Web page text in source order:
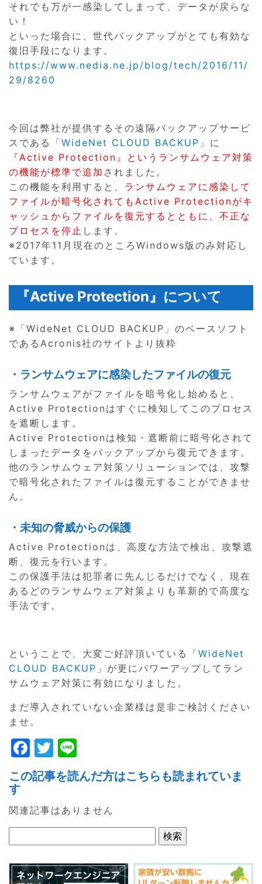
それでも万が一感染してしまって、データが戻らな
い！
といった場合に、世代バックアップがとても有効な
復旧手段になります。
https://www.nedia.ne.jp/blog/tech/2016/11/
29/8260
今回は弊社が提供するその遠隔バックアップサービ
スである「WideNet CLOUD BACKUP 」に
『Active Protection』というランサムウェア対策
の機能が標準で追加 されました。
この機能を利用すると、 ランサムウェアに感染して
ファイルが暗号化されてもActive Protectionがキ
ャッシュからファイルを復元するとともに、不正な
プロセスを停止 します。
※2017年11月現在のところWindows版のみ対応し
ています。
『Active Protection』について
※「WideNet CLOUD BACKUP」のベースソフト
であるAcronis社のサイトより抜粋
・ランサムウェアに感染したファイルの復元
ランサムウェアがファイルを暗号化し始めると、
Active Protectionはすぐに検知してこのプロセス
を遮断します。
Active Protectionは検知・遮断前に暗号化されて
しまったデータをバックアップから復元できます。
他のランサムウェア対策ソリューションでは、攻撃
で暗号化されたファイルは復元することができませ
ん。
・未知の脅威からの保護
Active Protectionは、高度な方法で検出、攻撃遮
断、復元を行います。
この保護手法は犯罪者に先んじるだけでなく、現在
あるどのランサムウェア対策よりも革新的で高度な
手法です。
ということで、大変ご好評頂いている「WideNet
CLOUD BACKUP 」が更にパワーアップしてラン
サムウェア対策に有効になりました。
まだ導入されていない企業様は是非ご検討ください
ませ。
F
a
c
e
b
o
o
k
T
w
itt
er
n
e
この記事を読んだ方はこちらも読まれていま
す
関連記事はありません